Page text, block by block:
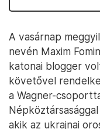
A vasárnap
nevén Maxim
katonai blogger
követővel
a Wagner-
akik az ukrajnai